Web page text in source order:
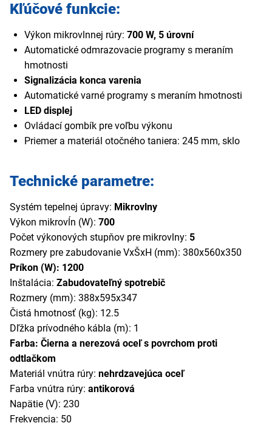
Kľúčové funkcie:
Výkon mikrovlnnej rúry: 700 W, 5 úrovní
Automatické odmrazovacie programy s meraním
hmotnosti
Signalizácia konca varenia
Automatické varné programy s meraním hmotnosti
LED displej
Ovládací gombík pre voľbu výkonu
Priemer a materiál otočného taniera: 245 mm, sklo
Technické parametre:
Systém tepelnej úpravy: Mikrovlny
Výkon mikrovĺn (W): 700
Počet výkonových stupňov pre mikrovlny: 5
Rozmery pre zabudovanie VxŠxH (mm): 380x560x350
Príkon (W): 1200
Inštalácia: Zabudovateľný spotrebič
Rozmery (mm): 388x595x347
Čistá hmotnosť (kg): 12.5
Dľžka prívodného kábla (m): 1
Farba: Čierna a nerezová oceľ s povrchom proti
odtlačkom
Materiál vnútra rúry: nehrdzavejúca oceľ
Farba vnútra rúry: antikorová
Napätie (V): 230
Frekvencia: 50